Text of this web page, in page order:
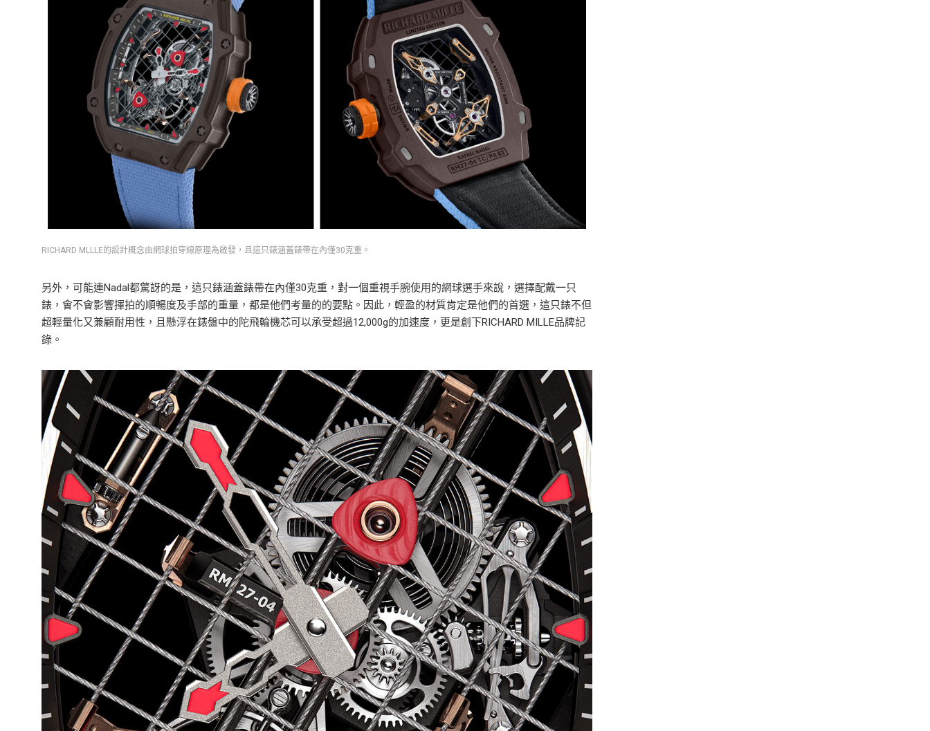
RICHARD MLLLE的設計概念由網球拍穿線原理為啟發，且這只錶涵蓋錶帶在內僅30克重。
另外，可能連Nadal都驚訝的是，這只錶涵蓋錶帶在內僅30克重，對一個重視手腕使用的網球選手來說，選擇配戴一只
錶，會不會影響揮拍的順暢度及手部的重量，都是他們考量的的要點。因此，輕盈的材質肯定是他們的首選，這只錶不但
超輕量化又兼顧耐用性，且懸浮在錶盤中的陀飛輪機芯可以承受超過12,000g的加速度，更是創下RICHARD MILLE品牌記
錄。